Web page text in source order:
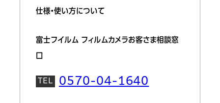
仕様・使い方について
富士フイルム フィルムカメラお客さま相談窓
口
0570-04-1640